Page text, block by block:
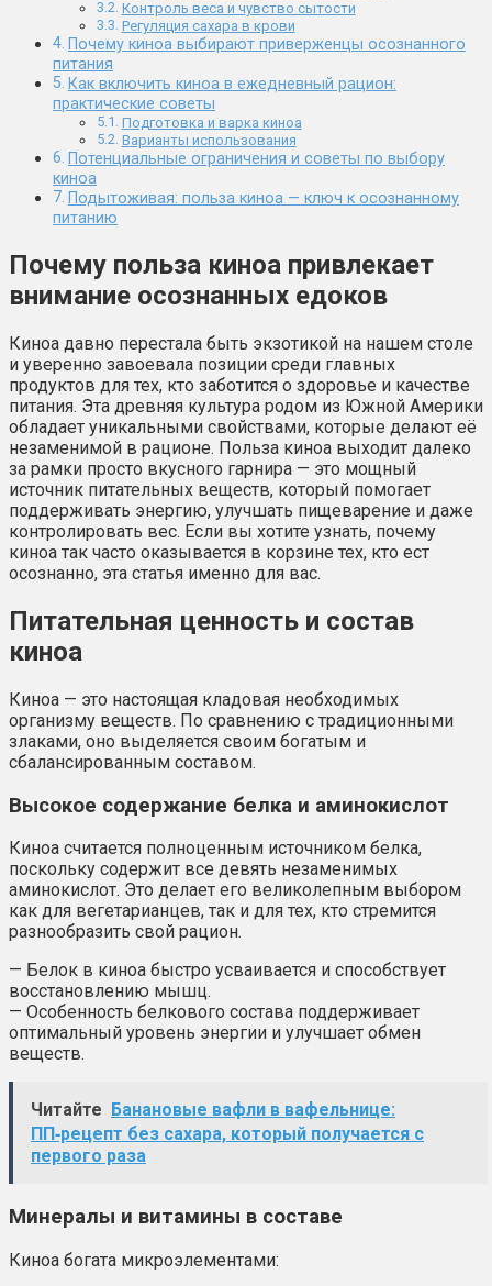
Контроль веса и чувство сытости
Регуляция сахара в крови
Почему киноа выбирают приверженцы осознанного
питания
Как включить киноа в ежедневный рацион:
практические советы
Подготовка и варка киноа
Варианты использования
Потенциальные ограничения и советы по выбору
киноа
Подытоживая: польза киноа — ключ к осознанному
питанию
Почему польза киноа привлекает
внимание осознанных едоков
Киноа давно перестала быть экзотикой на нашем столе
и уверенно завоевала позиции среди главных
продуктов для тех, кто заботится о здоровье и качестве
питания. Эта древняя культура родом из Южной Америки
обладает уникальными свойствами, которые делают её
незаменимой в рационе. Польза киноа выходит далеко
за рамки просто вкусного гарнира — это мощный
источник питательных веществ, который помогает
поддерживать энергию, улучшать пищеварение и даже
контролировать вес. Если вы хотите узнать, почему
киноа так часто оказывается в корзине тех, кто ест
осознанно, эта статья именно для вас.
Питательная ценность и состав
киноа
Киноа — это настоящая кладовая необходимых
организму веществ. По сравнению с традиционными
злаками, оно выделяется своим богатым и
сбалансированным составом.
Высокое содержание белка и аминокислот
Киноа считается полноценным источником белка,
поскольку содержит все девять незаменимых
аминокислот. Это делает его великолепным выбором
как для вегетарианцев, так и для тех, кто стремится
разнообразить свой рацион.
— Белок в киноа быстро усваивается и способствует
восстановлению мышц.
— Особенность белкового состава поддерживает
оптимальный уровень энергии и улучшает обмен
веществ.
Читайте
Банановые вафли в вафельнице:
ПП‑рецепт без сахара, который получается с
первого раза
Минералы и витамины в составе
Киноа богата микроэлементами: